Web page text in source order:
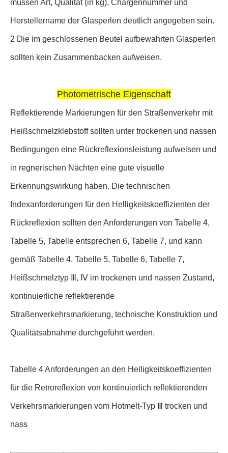
müssen Art, Qualität (in kg), Chargennummer und
Herstellername der Glasperlen deutlich angegeben sein.
2 Die im geschlossenen Beutel aufbewahrten Glasperlen
sollten kein Zusammenbacken aufweisen.
Photometrische Eigenschaft
Reflektierende Markierungen für den Straßenverkehr mit
Heißschmelzklebstoff sollten unter trockenen und nassen
Bedingungen eine Rückreflexionsleistung aufweisen und
in regnerischen Nächten eine gute visuelle
Erkennungswirkung haben. Die technischen
Indexanforderungen für den Helligkeitskoeffizienten der
Rückreflexion sollten den Anforderungen von Tabelle 4,
Tabelle 5, Tabelle entsprechen 6, Tabelle 7, und kann
gemäß Tabelle 4, Tabelle 5, Tabelle 6, Tabelle 7,
Heißschmelztyp Ⅲ, Ⅳ im trockenen und nassen Zustand,
kontinuierliche reflektierende
Straßenverkehrsmarkierung, technische Konstruktion und
Qualitätsabnahme durchgeführt werden.
Tabelle 4 Anforderungen an den Helligkeitskoeffizienten
für die Retroreflexion von kontinuierlich reflektierenden
Verkehrsmarkierungen vom Hotmelt-Typ Ⅲ trocken und
nass